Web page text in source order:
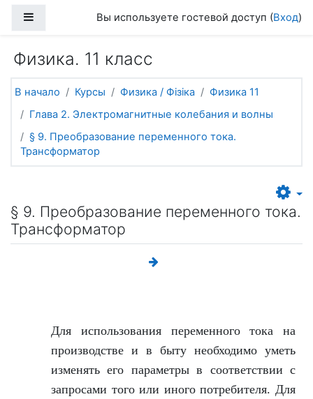
Боковая панельВы используете гостевой доступ (Вход)
Физика. 11 класс
В начало Курсы Физика / Фізіка
Физика 11
Глава 2. Электромагнитные колебания и волны
§ 9. Преобразование переменного тока.
Трансформатор
§ 9. Преобразование переменного тока.
Трансформатор
Для использования переменного тока на
производстве и в быту необходимо уметь
изменять его параметры в соответствии с
запросами того или иного потребителя. Для